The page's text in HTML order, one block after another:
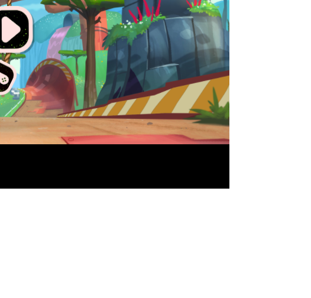
玩过： 1427
, middlecover评分：4.95/5)